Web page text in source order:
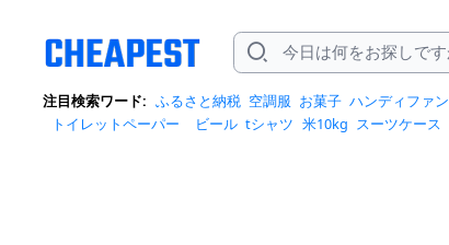
注目検索ワード: ふるさと納税 空調服 お菓子 ハンディファン
トイレットペーパー
ビール tシャツ 米10kg スーツケース